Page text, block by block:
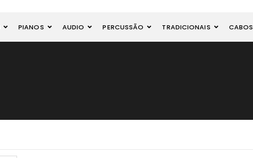
PIANOS AUDIO PERCUSSÃO TRADICIONAIS CABOS